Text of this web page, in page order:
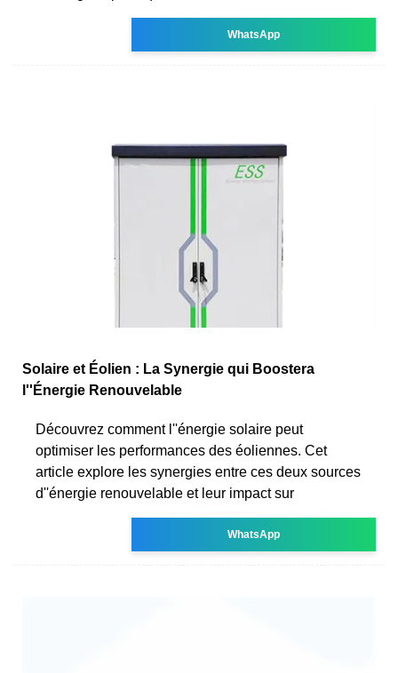
WhatsApp
Solaire et Éolien : La Synergie qui Boostera
l''Énergie Renouvelable
Découvrez comment l''énergie solaire peut
optimiser les performances des éoliennes. Cet
article explore les synergies entre ces deux sources
d''énergie renouvelable et leur impact sur
WhatsApp